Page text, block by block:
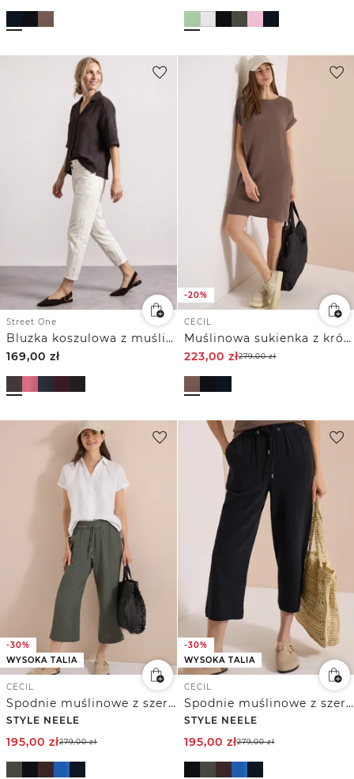
Street One
Bluzka koszulowa z muślinu z kołnierzykiem typu „bowling”
169,00 zł
-20%
CECIL
Muślinowa sukienka z krótkim rękawem
223,00 zł279,00zł
-30%
WYSOKA TALIA
CECIL
Spodnie muślinowe z szerokimi nogawkami 7/8
STYLE NEELE
195,00 zł279,00zł
-30%
WYSOKA TALIA
CECIL
Spodnie muślinowe z szerokimi nogawkami 7/8
STYLE NEELE
195,00 zł279,00zł